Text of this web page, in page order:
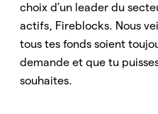
choix d’un leader du
actifs, Fireblocks. Nous
tous tes fonds soient
demande et que tu
souhaites.